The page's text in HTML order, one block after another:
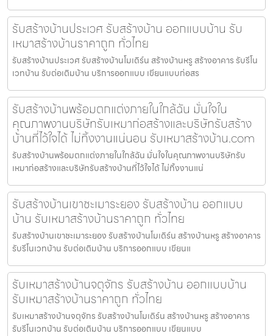
รับสร้างบ้านประเวศ รับสร้างบ้าน ออกแบบบ้าน รับ
เหมาสร้างบ้านราคาถูก ทั่วไทย
รับสร้างบ้านประเวศ รับสร้างบ้านโมเดิร์น สร้างบ้านหรู สร้างอาคาร รับรีโน
เวทบ้าน รับต่อเติมบ้าน บริการออกแบบ เขียนแบบก่อสร
รับสร้างบ้านพร้อมตกแต่งภายในใกล้ฉัน มั่นใจใน
คุณภาพงานบริษัทรับเหมาก่อสร้างและบริษัทรับสร้าง
บ้านที่ไว้ใจได้ ไม่ทิ้งงานแน่นอน รับเหมาสร้างบ้าน.com
รับสร้างบ้านพร้อมตกแต่งภายในใกล้ฉัน มั่นใจในคุณภาพงานบริษัทรับ
เหมาก่อสร้างและบริษัทรับสร้างบ้านที่ไว้ใจได้ ไม่ทิ้งงานแน่
รับสร้างบ้านเขาชะเมาระยอง รับสร้างบ้าน ออกแบบ
บ้าน รับเหมาสร้างบ้านราคาถูก ทั่วไทย
รับสร้างบ้านเขาชะเมาระยอง รับสร้างบ้านโมเดิร์น สร้างบ้านหรู สร้างอาคาร
รับรีโนเวทบ้าน รับต่อเติมบ้าน บริการออกแบบ เขียนแ
รับเหมาสร้างบ้านจตุจักร รับสร้างบ้าน ออกแบบบ้าน
รับเหมาสร้างบ้านราคาถูก ทั่วไทย
รับเหมาสร้างบ้านจตุจักร รับสร้างบ้านโมเดิร์น สร้างบ้านหรู สร้างอาคาร
รับรีโนเวทบ้าน รับต่อเติมบ้าน บริการออกแบบ เขียนแบบ